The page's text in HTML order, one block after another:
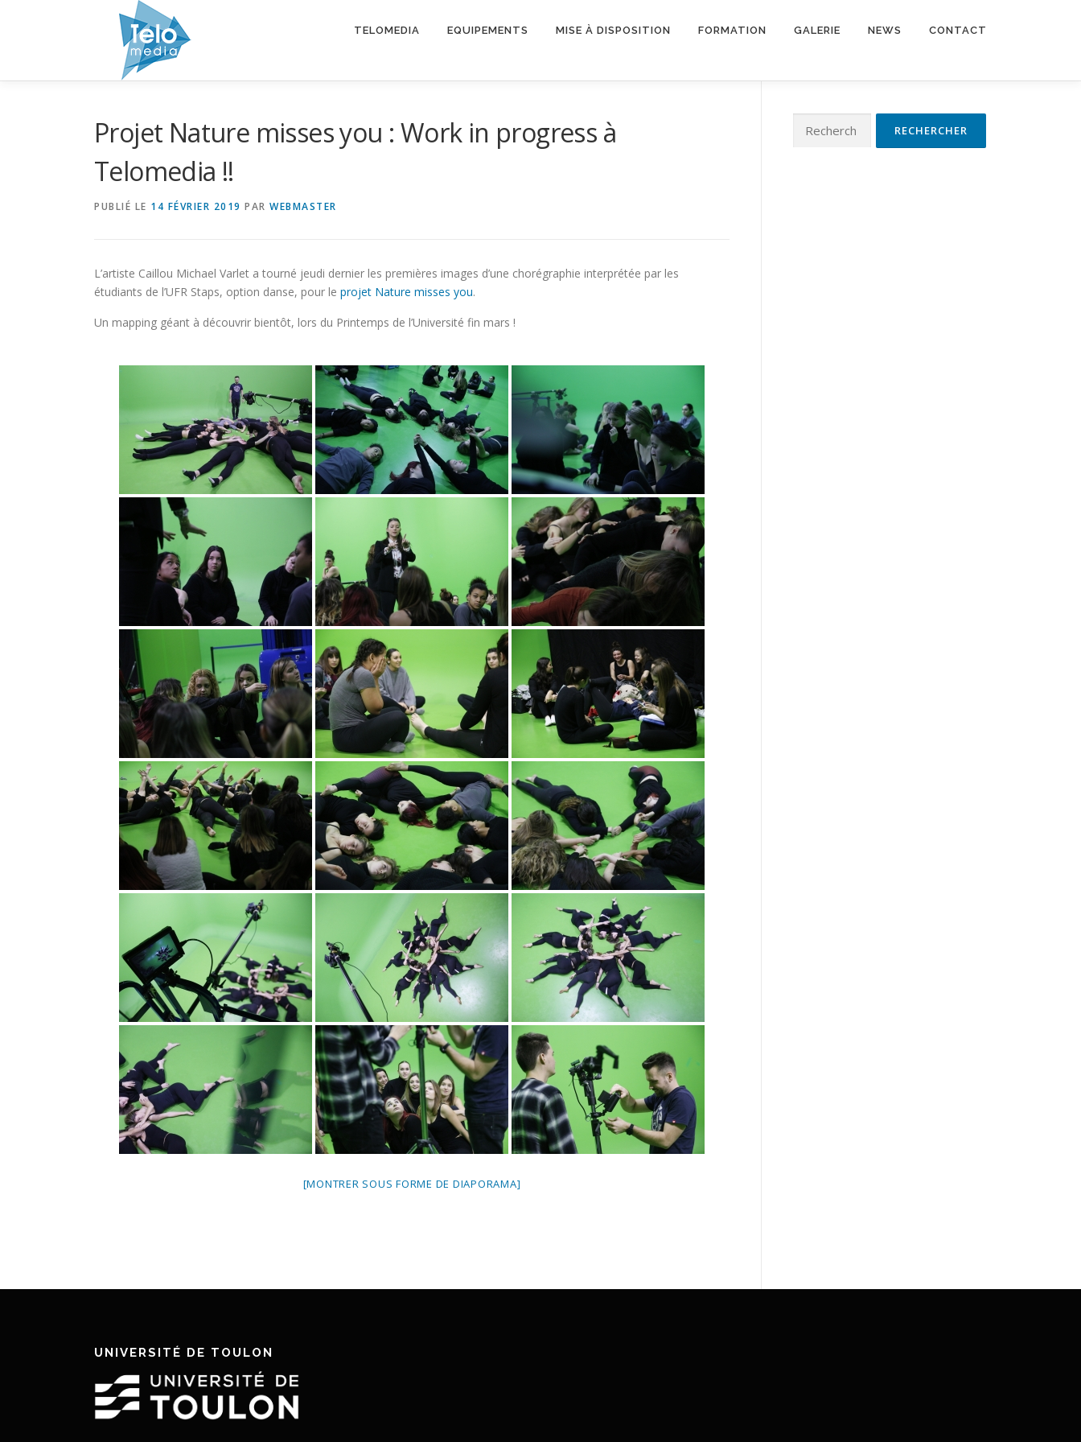
TELOMEDIA EQUIPEMENTS MISE À DISPOSITION FORMATION GALERIE NEWS CONTACT
Projet Nature misses you : Work in progress à
Telomedia !!
PUBLIÉ LE 14 FÉVRIER 2019 PAR WEBMASTER
L’artiste Caillou Michael Varlet a tourné jeudi dernier les premières images d’une chorégraphie interprétée par les
étudiants de l’UFR Staps, option danse, pour le projet Nature misses you.
Un mapping géant à découvrir bientôt, lors du Printemps de l’Université fin mars !
[MONTRER SOUS FORME DE DIAPORAMA]
UNIVERSITÉ DE TOULON